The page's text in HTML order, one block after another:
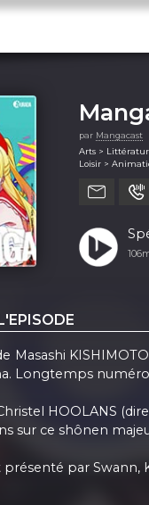
par Mangacast
Arts >
Loisir >
Masashi
Longtemps
HOOLANS
sur ce shônen
présenté par Swann,